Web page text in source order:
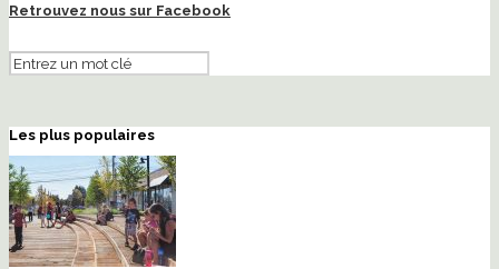
Retrouvez nous sur Facebook
Les plus populaires